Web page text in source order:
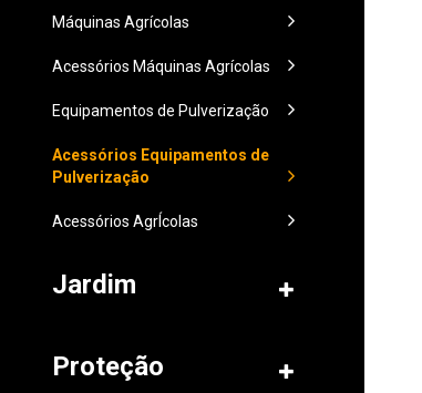
Máquinas Agrícolas
Acessórios Máquinas Agrícolas
Equipamentos de Pulverização
Acessórios Equipamentos de
Pulverização
Acessórios AgrÍcolas
Jardim
Proteção